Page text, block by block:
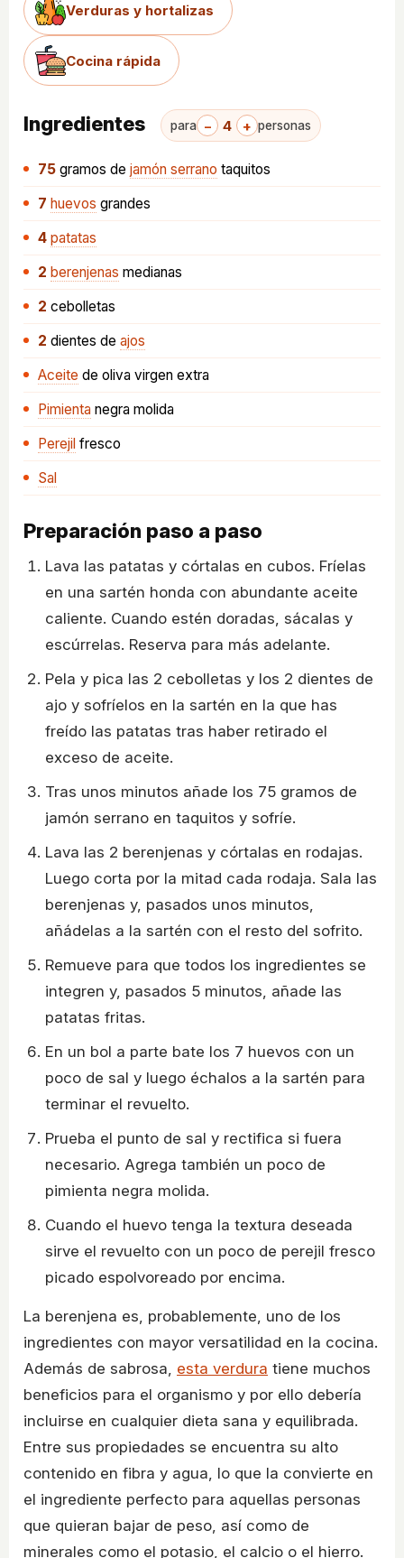
Verduras y hortalizas
Cocina rápida
Ingredientes para − 4 + personas
75 gramos de jamón serrano taquitos
7 huevos grandes
4 patatas
2 berenjenas medianas
2 cebolletas
2 dientes de ajos
Aceite de oliva virgen extra
Pimienta negra molida
Perejil fresco
Sal
Preparación paso a paso
Lava las patatas y córtalas en cubos. Fríelas
en una sartén honda con abundante aceite
caliente. Cuando estén doradas, sácalas y
escúrrelas. Reserva para más adelante.
Pela y pica las 2 cebolletas y los 2 dientes de
ajo y sofríelos en la sartén en la que has
freído las patatas tras haber retirado el
exceso de aceite.
Tras unos minutos añade los 75 gramos de
jamón serrano en taquitos y sofríe.
Lava las 2 berenjenas y córtalas en rodajas.
Luego corta por la mitad cada rodaja. Sala las
berenjenas y, pasados unos minutos,
añádelas a la sartén con el resto del sofrito.
Remueve para que todos los ingredientes se
integren y, pasados 5 minutos, añade las
patatas fritas.
En un bol a parte bate los 7 huevos con un
poco de sal y luego échalos a la sartén para
terminar el revuelto.
Prueba el punto de sal y rectifica si fuera
necesario. Agrega también un poco de
pimienta negra molida.
Cuando el huevo tenga la textura deseada
sirve el revuelto con un poco de perejil fresco
picado espolvoreado por encima.
La berenjena es, probablemente, uno de los
ingredientes con mayor versatilidad en la cocina.
Además de sabrosa, esta verdura tiene muchos
beneficios para el organismo y por ello debería
incluirse en cualquier dieta sana y equilibrada.
Entre sus propiedades se encuentra su alto
contenido en fibra y agua, lo que la convierte en
el ingrediente perfecto para aquellas personas
que quieran bajar de peso, así como de
minerales como el potasio, el calcio o el hierro.